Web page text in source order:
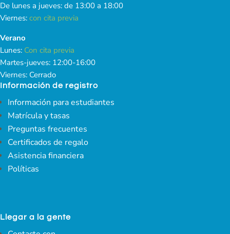
De lunes a jueves: de 13:00 a 18:00
Viernes: con cita previa
Verano
Lunes: Con cita previa
Martes-jueves: 12:00-16:00
Viernes: Cerrado
Información de registro
Información para estudiantes
Matrícula y tasas
Preguntas frecuentes
Certificados de regalo
Asistencia financiera
Políticas
Llegar a la gente